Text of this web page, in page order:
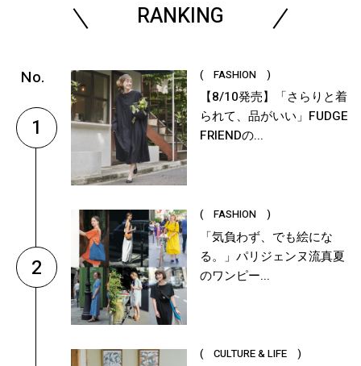
RANKING
1
( FASHION )
【8/10発売】「さらりと着
られて、品がいい」FUDGE
FRIENDの...
2
( FASHION )
「気負わず、でも絵にな
る。」パリジェンヌ流真夏
のワンピー...
( CULTURE & LIFE )